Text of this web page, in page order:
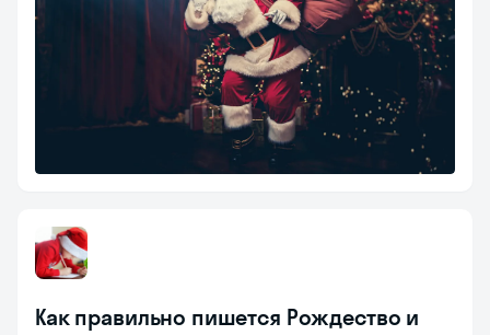
Как правильно пишется Рождество и